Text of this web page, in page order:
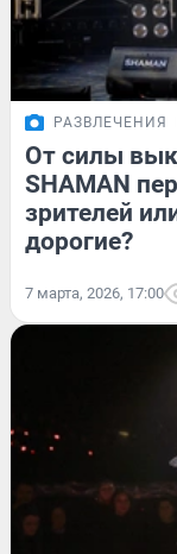
РАЗВЛЕЧЕНИЯ
От силы
SHAMAN
зрителей
дорогие?
7 марта, 2026, 17:00